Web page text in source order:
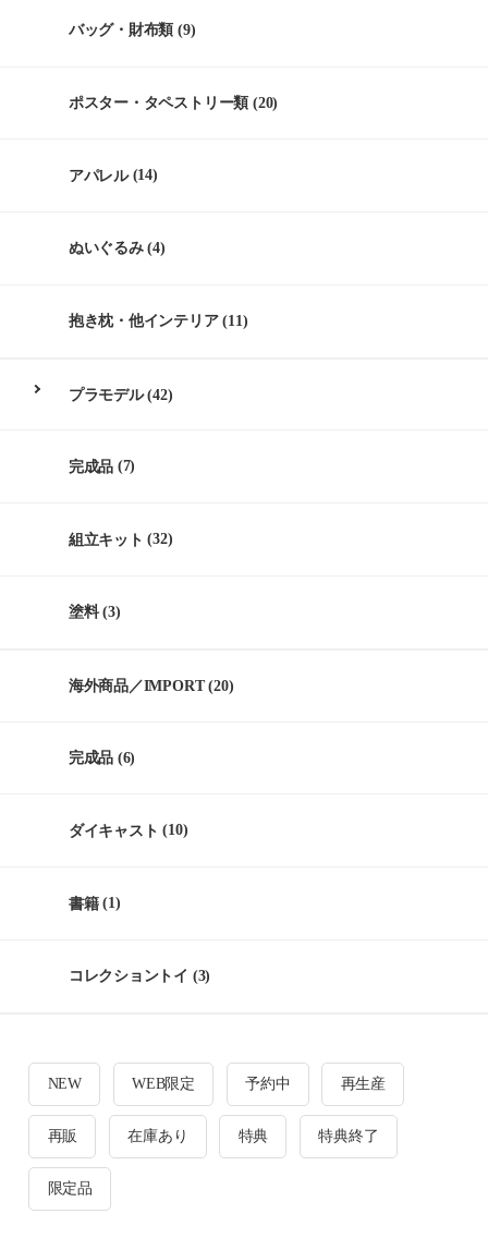
バッグ・財布類 (9)
ポスター・タペストリー類 (20)
アパレル(14)
ぬいぐるみ(4)
抱き枕・他インテリア(11)
プラモデル(42)
完成品 (7)
組立キット (32)
塗料(3)
海外商品／IMPORT(20)
完成品 (6)
ダイキャスト (10)
書籍(1)
コレクショントイ (3)
NEW WEB限定 予約中 再生産
再販 在庫あり 特典 特典終了
限定品